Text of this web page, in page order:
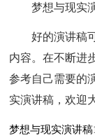
梦想与现实
好的演讲稿
内容。在不断进
参考自己需要的
实演讲稿，欢迎
梦想与现实演讲稿